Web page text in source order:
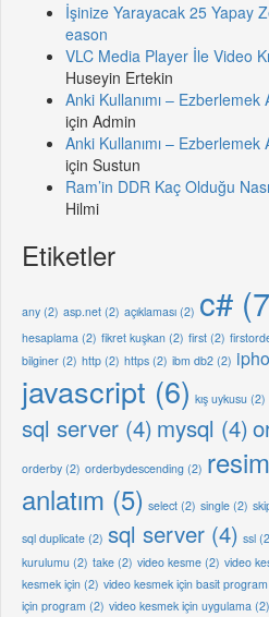
İşinize Yarayacak 25 Yapay
eason
VLC Media Player İle Video
Huseyin Ertekin
Anki Kullanımı – Ezberlemek
için Admin
Anki Kullanımı – Ezberlemek
için Sustun
Ram’in DDR Kaç Olduğu
Hilmi
Etiketler
any (2) asp.net (2) açıklaması (2) c#
hesaplama (2) fikret kuşkan (2) first (2)
bilginer (2) http (2) https (2) ibm db2 (2)
javascript (6) kış uykusu (2)
sql server (4) mysql (4)
orderby (2) orderbydescending (2)
anlatım (5) select (2) single (2)
sql duplicate (2) sql server (4) ssl
kurulumu (2) take (2) video kesme (2) video
kesmek için (2) video kesmek için basit program
için program (2) video kesmek için uygulama (2)